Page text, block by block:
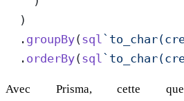
  )
  .
groupBy(sql
  .
orderBy(sql
Avec Prisma, cette